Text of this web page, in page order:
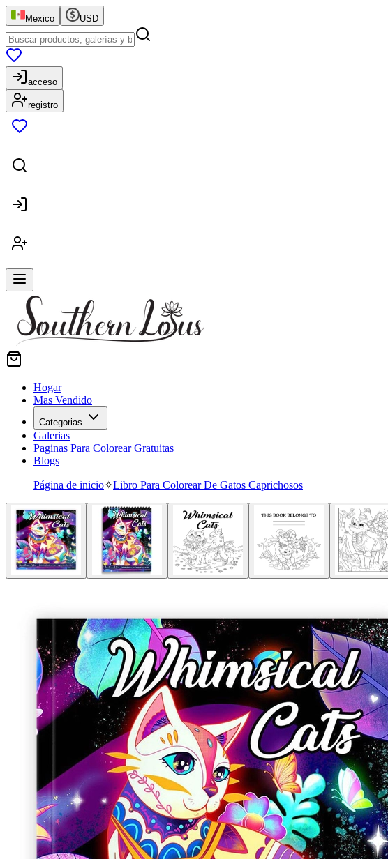
Mexico USD
acceso
registro
Hogar
Mas Vendido
Categorias
Galerias
Paginas Para Colorear Gratuitas
Blogs
Página de inicio✧Libro Para Colorear De Gatos Caprichosos